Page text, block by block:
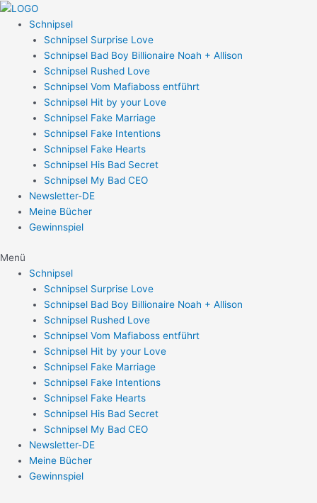
Zum
Inhalt
springen
Schnipsel
Schnipsel Surprise Love
Schnipsel Bad Boy Billionaire Noah + Allison
Schnipsel Rushed Love
Schnipsel Vom Mafiaboss entführt
Schnipsel Hit by your Love
Schnipsel Fake Marriage
Schnipsel Fake Intentions
Schnipsel Fake Hearts
Schnipsel His Bad Secret
Schnipsel My Bad CEO
Newsletter-DE
Meine Bücher
Gewinnspiel
Menü
Schnipsel
Schnipsel Surprise Love
Schnipsel Bad Boy Billionaire Noah + Allison
Schnipsel Rushed Love
Schnipsel Vom Mafiaboss entführt
Schnipsel Hit by your Love
Schnipsel Fake Marriage
Schnipsel Fake Intentions
Schnipsel Fake Hearts
Schnipsel His Bad Secret
Schnipsel My Bad CEO
Newsletter-DE
Meine Bücher
Gewinnspiel
Post
navigation